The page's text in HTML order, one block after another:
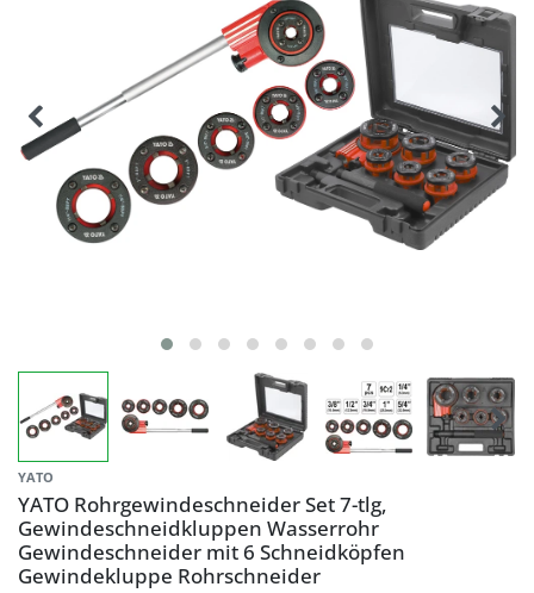
YATO
YATO Rohrgewindeschneider Set 7-tlg,
Gewindeschneidkluppen Wasserrohr
Gewindeschneider mit 6 Schneidköpfen
Gewindekluppe Rohrschneider